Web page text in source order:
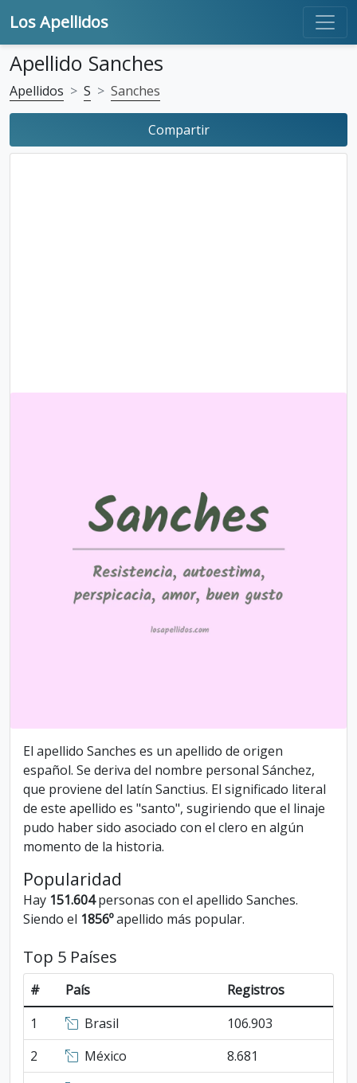
Los Apellidos
Apellido Sanches
Apellidos S Sanches
Compartir
El apellido Sanches es un apellido de origen
español. Se deriva del nombre personal Sánchez,
que proviene del latín Sanctius. El significado literal
de este apellido es "santo", sugiriendo que el linaje
pudo haber sido asociado con el clero en algún
momento de la historia.
Popularidad
Hay 151.604personas con el apellido Sanches.
Siendo el 1856ºapellido más popular.
Top 5 Países
# País
Registros
1
Brasil
106.903
2
México
8.681